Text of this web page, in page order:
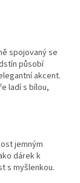
spojovaný se
působí
akcent.
ladí s bílou,
jemným
dárek k
s myšlenkou.